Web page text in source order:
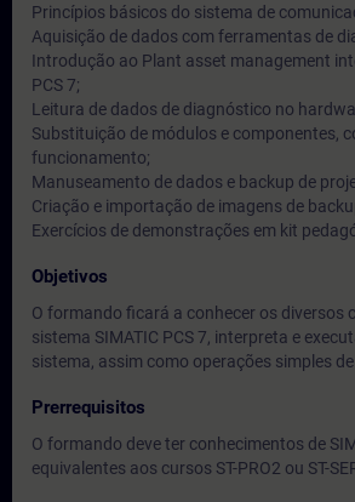
Princípios básicos do sistema de
Aquisição de dados com ferramentas de
Introdução ao Plant asset management
PCS 7;
Leitura de dados de diagnóstico no
Substituição de módulos e componentes,
funcionamento;
Manuseamento de dados e backup de
Criação e importação de imagens de
Exercícios de demonstrações em kit
Objetivos
O formando ficará a conhecer os diversos
sistema SIMATIC PCS 7, interpreta e
sistema, assim como operações simples
Prerrequisitos
O formando deve ter conhecimentos de
equivalentes aos cursos ST-PRO2 ou ST-